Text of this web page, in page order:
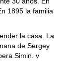
1895 la familia
la casa. La
de Sergey
Simin. v